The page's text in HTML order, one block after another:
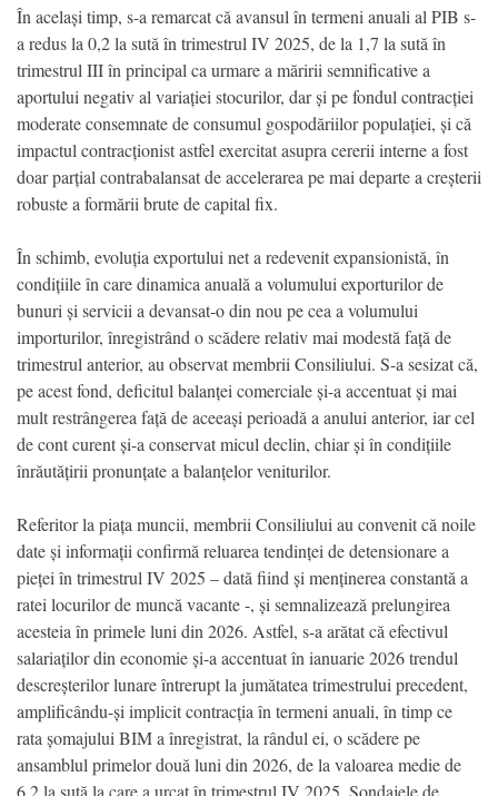
În același timp, s-a remarcat că avansul în termeni anuali al PIB s-
a redus la 0,2 la sută în trimestrul IV 2025, de la 1,7 la sută în
trimestrul III în principal ca urmare a măririi semnificative a
aportului negativ al variației stocurilor, dar și pe fondul contracției
moderate consemnate de consumul gospodăriilor populației, și că
impactul contracționist astfel exercitat asupra cererii interne a fost
doar parțial contrabalansat de accelerarea pe mai departe a creșterii
robuste a formării brute de capital fix.
În schimb, evoluția exportului net a redevenit expansionistă, în
condițiile în care dinamica anuală a volumului exporturilor de
bunuri și servicii a devansat-o din nou pe cea a volumului
importurilor, înregistrând o scădere relativ mai modestă față de
trimestrul anterior, au observat membrii Consiliului. S-a sesizat că,
pe acest fond, deficitul balanței comerciale și-a accentuat și mai
mult restrângerea față de aceeași perioadă a anului anterior, iar cel
de cont curent și-a conservat micul declin, chiar și în condițiile
înrăutățirii pronunțate a balanțelor veniturilor.
Referitor la piața muncii, membrii Consiliului au convenit că noile
date și informații confirmă reluarea tendinței de detensionare a
pieței în trimestrul IV 2025 – dată fiind și menținerea constantă a
ratei locurilor de muncă vacante -, și semnalizează prelungirea
acesteia în primele luni din 2026. Astfel, s-a arătat că efectivul
salariaților din economie și-a accentuat în ianuarie 2026 trendul
descreșterilor lunare întrerupt la jumătatea trimestrului precedent,
amplificându-și implicit contracția în termeni anuali, în timp ce
rata șomajului BIM a înregistrat, la rândul ei, o scădere pe
ansamblul primelor două luni din 2026, de la valoarea medie de
6,2 la sută la care a urcat în trimestrul IV 2025. Sondajele de